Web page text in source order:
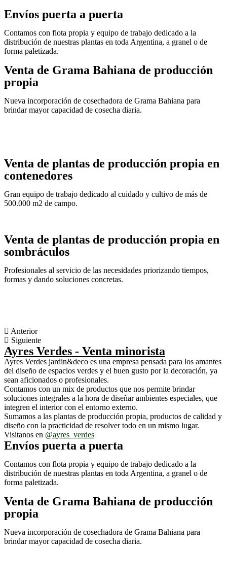
Envíos puerta a puerta
Contamos con flota propia y equipo de trabajo dedicado a la
distribución de nuestras plantas en toda Argentina, a granel o de
forma paletizada.
Venta de Grama Bahiana de producción
propia
Nueva incorporación de cosechadora de Grama Bahiana para
brindar mayor capacidad de cosecha diaria.
Venta de plantas de producción propia en
contenedores
Gran equipo de trabajo dedicado al cuidado y cultivo de más de
500.000 m2 de campo.
Venta de plantas de producción propia en
sombráculos
Profesionales al servicio de las necesidades priorizando tiempos,
formas y dando soluciones concretas.
Anterior
Siguiente
Ayres Verdes - Venta minorista
Ayres Verdes jardin&deco es una empresa pensada para los amantes
del diseño de espacios verdes y el buen gusto por la decoración, ya
sean aficionados o profesionales.
Contamos con un mix de productos que nos permite brindar
soluciones integrales a la hora de diseñar ambientes especiales, que
integren el interior con el entorno externo.
Sumamos a las plantas de producción propia, productos de calidad y
diseño con la practicidad de resolver todo en un mismo lugar.
Visitanos en @ayres_verdes
Envíos puerta a puerta
Contamos con flota propia y equipo de trabajo dedicado a la
distribución de nuestras plantas en toda Argentina, a granel o de
forma paletizada.
Venta de Grama Bahiana de producción
propia
Nueva incorporación de cosechadora de Grama Bahiana para
brindar mayor capacidad de cosecha diaria.